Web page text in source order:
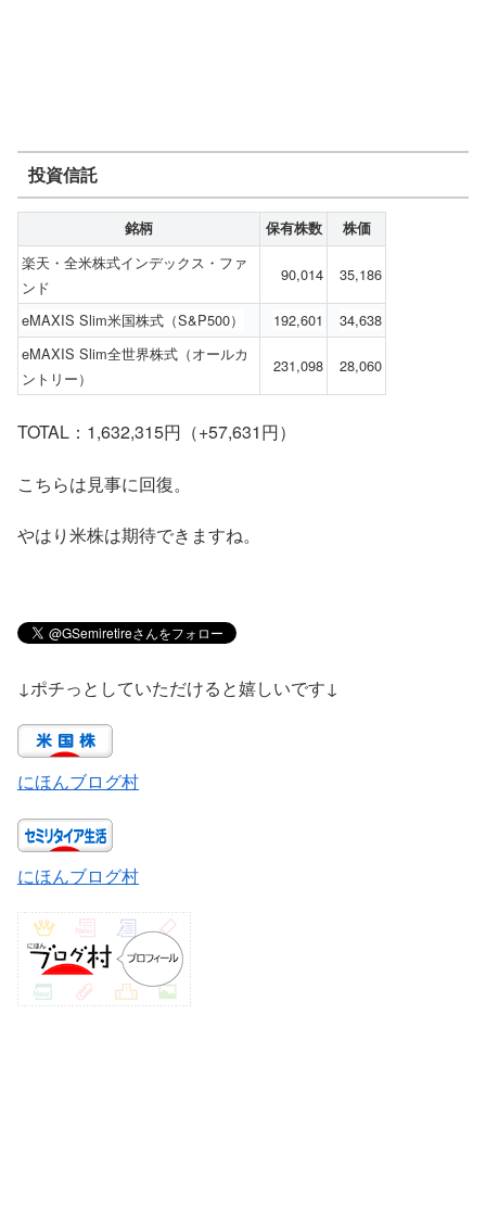
投資信託
銘柄 保有株数 株価
楽天・全米株式インデックス・ファ
ンド
90,014 35,186
eMAXIS Slim米国株式（S&P500） 192,601
34,638
eMAXIS Slim全世界株式（オールカ
ントリー）
231,098 28,060
TOTAL：1,632,315円（+57,631円）
こちらは見事に回復。
やはり米株は期待できますね。
↓ポチっとしていただけると嬉しいです↓
にほんブログ村
にほんブログ村